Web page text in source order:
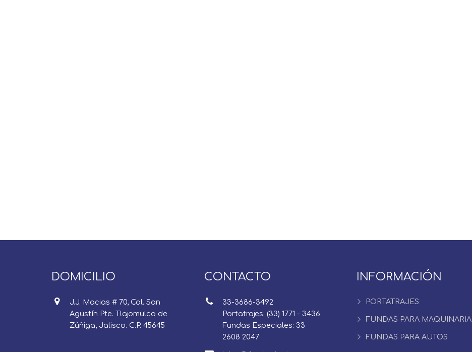
DOMICILIO
J.J. Macias # 70, Col. San
Agustín Pte. Tlajomulco de
Zúñiga, Jalisco. C.P. 45645
CONTACTO
33-3686-3492
Portatrajes: (33) 1771 - 3436
Fundas Especiales: 33
2608 2047
INFORMACIÓN
PORTATRAJES
FUNDAS PARA MAQUINARIA
FUNDAS PARA AUTOS